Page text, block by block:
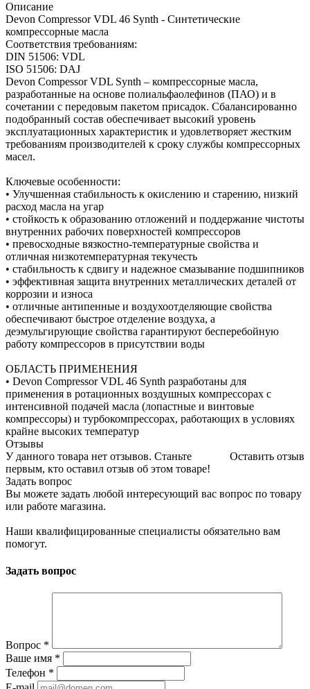
Описание
Devon Compressor VDL 46 Synth - Синтетические
компрессорные масла
Соответствия требованиям:
DIN 51506: VDL
ISO 51506: DAJ
Devon Compessor VDL Synth – компрессорные масла,
разработанные на основе полиальфаолефинов (ПАО) и в
сочетании с передовым пакетом присадок. Сбалансированно
подобранный состав обеспечивает высокий уровень
эксплуатационных характеристик и удовлетворяет жестким
требованиям производителей к сроку службы компрессорных
масел.
Ключевые особенности:
• Улучшенная стабильность к окислению и старению, низкий
расход масла на угар
• стойкость к образованию отложений и поддержание чистоты
внутренних рабочих поверхностей компрессоров
• превосходные вязкостно-температурные свойства и
отличная низкотемпературная текучесть
• стабильность к сдвигу и надежное смазывание подшипников
• эффективная защита внутренних металлических деталей от
коррозии и износа
• отличные антипенные и воздухоотделяющие свойства
обеспечивают быстрое отделение воздуха, а
деэмульгирующие свойства гарантируют бесперебойную
работу компрессоров в присутствии воды
ОБЛАСТЬ ПРИМЕНЕНИЯ
• Devon Compressor VDL 46 Synth разработаны для
применения в ротационных воздушных компрессорах с
интенсивной подачей масла (лопастные и винтовые
компрессоры) и турбокомпрессорах, работающих в условиях
крайне высоких температур
Отзывы
Оставить отзыв
У данного товара нет отзывов. Станьте
первым, кто оставил отзыв об этом товаре!
Задать вопрос
Вы можете задать любой интересующий вас вопрос по товару
или работе магазина.
Наши квалифицированные специалисты обязательно вам
помогут.
Задать вопрос
Вопрос *
Ваше имя *
Телефон *